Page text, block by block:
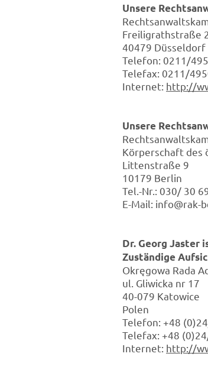
Unsere
Freiligrathstraße
40479 Düsseldorf
Telefon: 0211/
Telefax: 0211/
Internet: http://
Unsere
Körperschaft des
Littenstraße 9
10179 Berlin
Tel.-Nr.: 030/ 30
E-Mail: info@rak-
Dr. Georg Jaster
Zuständige
Okręgowa Rada
ul. Gliwicka nr 17
40-079 Katowice
Polen
Telefon: +48
Telefax: +48
Internet: http://